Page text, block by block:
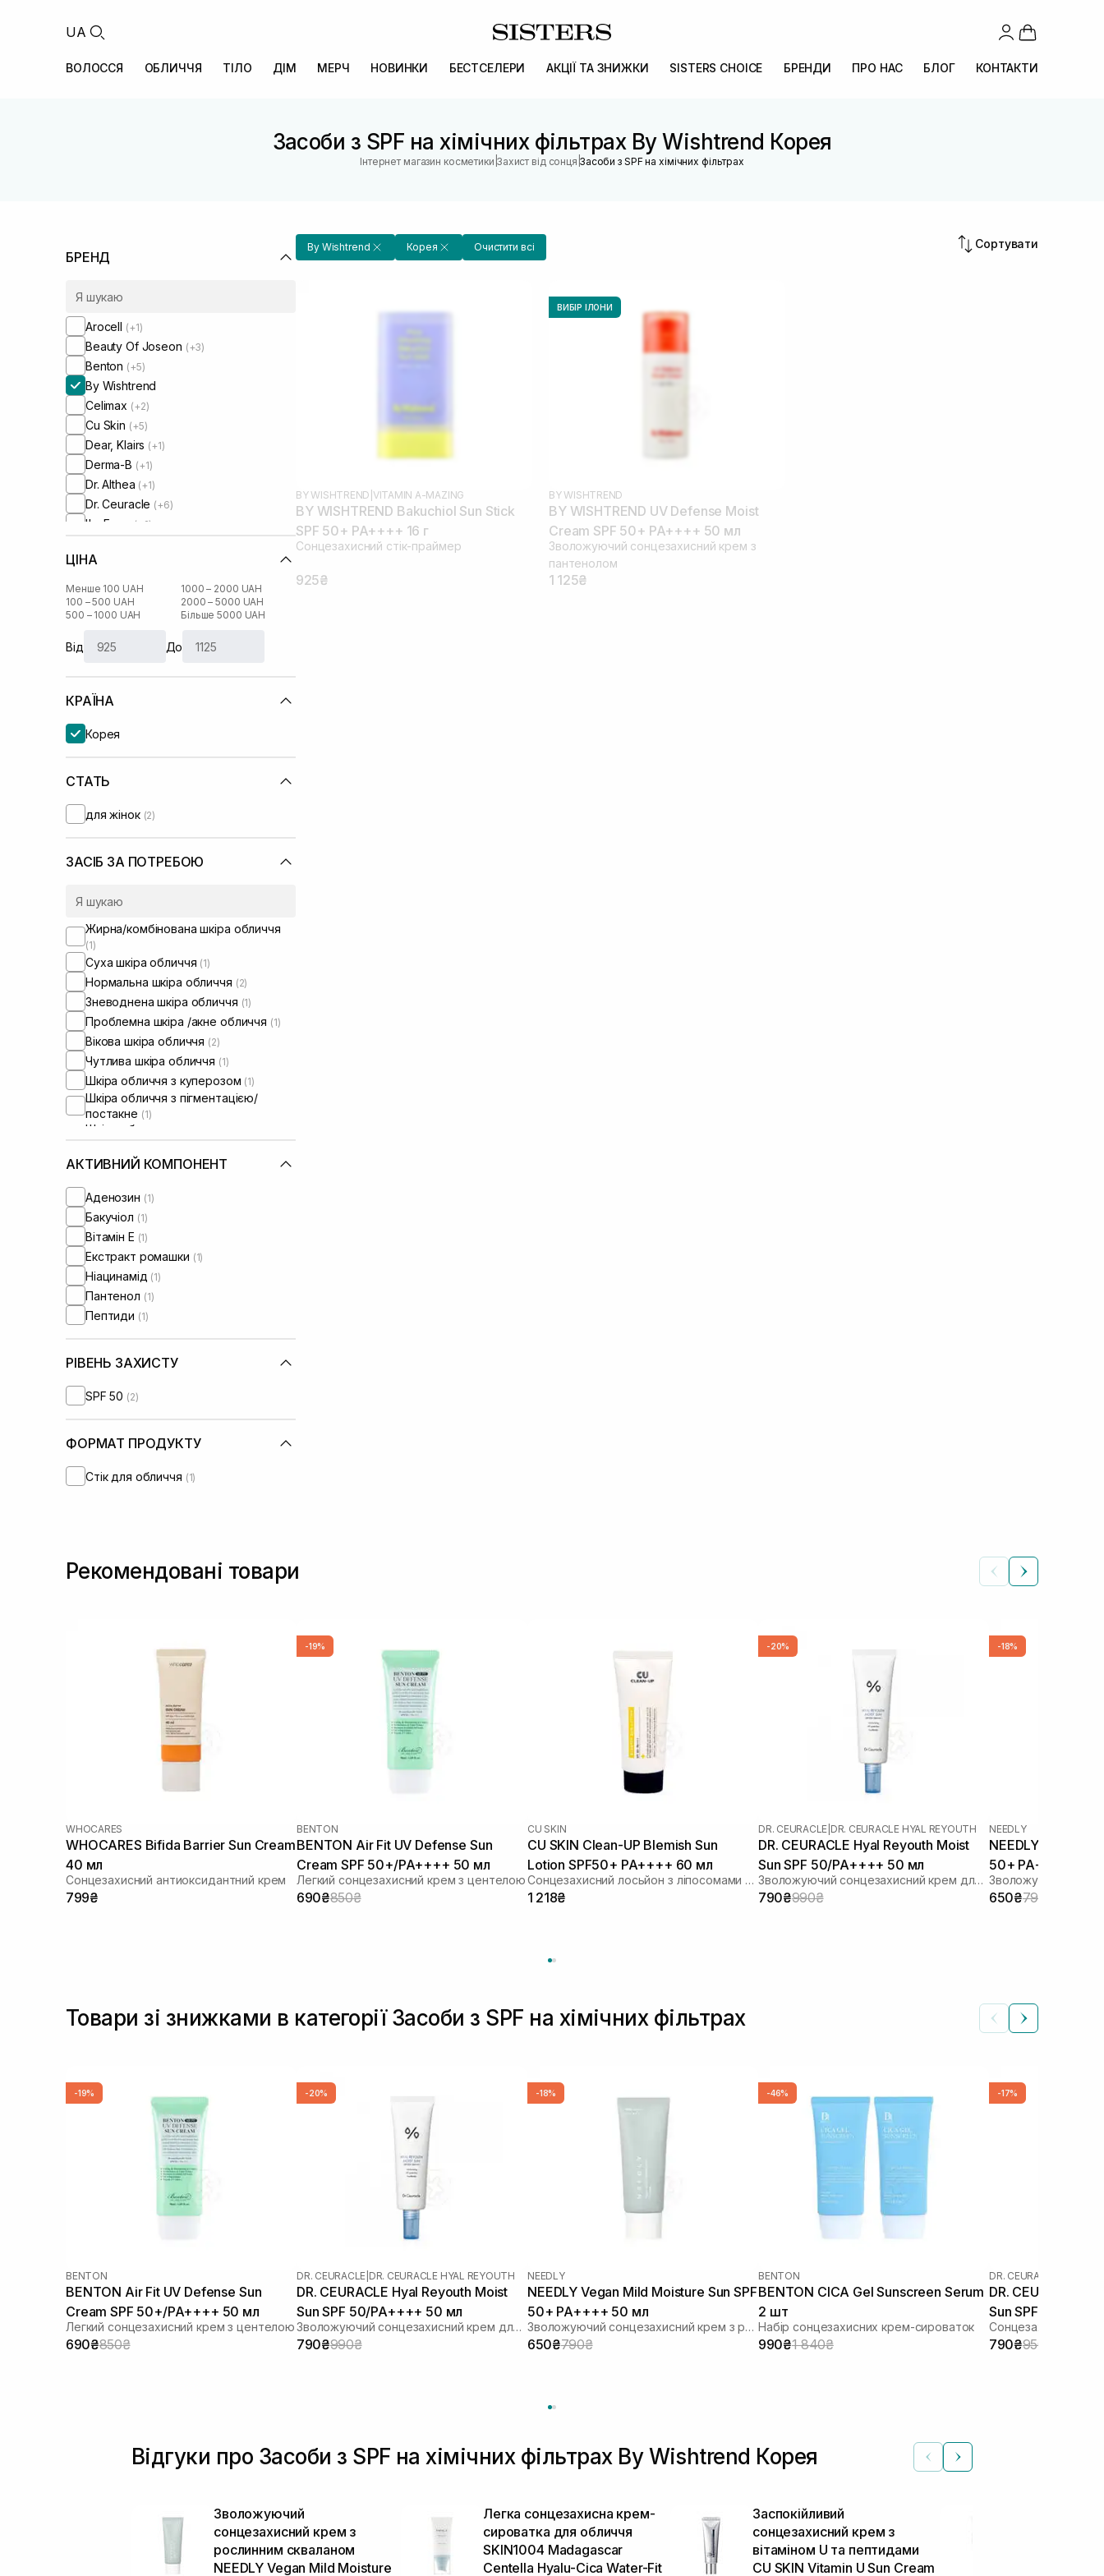
UA
ВОЛОССЯ ОБЛИЧЧЯ ТІЛО ДІМ МЕРЧ НОВИНКИ БЕСТСЕЛЕРИ АКЦІЇ ТА ЗНИЖКИ SISTERS CHOICE БРЕНДИ ПРО НАС БЛОГ КОНТАКТИ
Засоби з SPF на хімічних фільтрах By Wishtrend Корея
Інтернет магазин косметики |Захист від сонця |Засоби з SPF на хімічних фільтрах
БРЕНД
Arocell (+1)
Beauty Of Joseon (+3)
Benton (+5)
By Wishtrend
Celimax (+2)
Cu Skin (+5)
Dear, Klairs (+1)
Derma-B (+1)
Dr. Althea (+1)
Dr. Ceuracle (+6)
I'm From (+2)
Needly
Purito (+2)
Round Lab
Skin1004 (+4)
UIQ(+1)
ЦІНА
Менше 100 UAH
100 – 500 UAH
500 – 1000 UAH
1000 – 2000 UAH
2000 – 5000 UAH
Більше 5000 UAH
Від До
КРАЇНА
Корея
СТАТЬ
для жінок (2)
ЗАСІБ ЗА ПОТРЕБОЮ
Жирна/комбінована шкіра обличчя
(1)
Суха шкіра обличчя (1)
Нормальна шкіра обличчя (2)
Зневоднена шкіра обличчя (1)
Проблемна шкіра /акне обличчя (1)
Вікова шкіра обличчя (2)
Чутлива шкіра обличчя (1)
Шкіра обличчя з куперозом (1)
Шкіра обличчя з пігментацією/
постакне (1)
Шкіра обличчя з порушеним
барʼєром
Шкіра обличчя з порушеним
АКТИВНИЙ КОМПОНЕНТ
Аденозин (1)
Бакучіол (1)
Вітамін Е (1)
Екстракт ромашки (1)
Ніацинамід (1)
Пантенол (1)
Пептиди (1)
РІВЕНЬ ЗАХИСТУ
SPF 50 (2)
ФОРМАТ ПРОДУКТУ
Стік для обличчя (1)
By Wishtrend Корея Очистити всі Сортувати
BY WISHTREND VITAMIN A-MAZING
BY WISHTREND Bakuchiol Sun Stick
SPF 50+ PA++++ 16 г
Сонцезахисний стік-праймер
925₴
ВИБІР ІЛОНИ
BY WISHTREND
BY WISHTREND UV Defense Moist
Cream SPF 50+ PA++++ 50 мл
Зволожуючий сонцезахисний крем з
пантенолом
1 125₴
Рекомендовані товари
WHOCARES
WHOCARES Bifida Barrier Sun Cream
40 мл
Сонцезахисний антиоксидантний крем
799₴
-19%
BENTON
BENTON Air Fit UV Defense Sun
Cream SPF 50+/PA++++ 50 мл
Легкий сонцезахисний крем з центелою
690₴850₴
CU SKIN
CU SKIN Clean-UP Blemish Sun
Lotion SPF50+ PA++++ 60 мл
Сонцезахисний лосьйон з ліпосомами на стабільних фільтрах
1 218₴
-20%
DR. CEURACLE DR. CEURACLE HYAL REYOUTH
DR. CEURACLE Hyal Reyouth Moist
Sun SPF 50/PA++++ 50 мл
Зволожуючий сонцезахисний крем для обличчя з гіалуроновою кислотою
790₴990₴
-18%
NEEDLY
NEEDLY Vegan
50+ PA++++ 50
650₴790₴
Товари зі знижками в категорії Засоби з SPF на хімічних фільтрах
-19%
BENTON
BENTON Air Fit UV Defense Sun
Cream SPF 50+/PA++++ 50 мл
Легкий сонцезахисний крем з центелою
690₴850₴
-20%
DR. CEURACLE DR. CEURACLE HYAL REYOUTH
DR. CEURACLE Hyal Reyouth Moist
Sun SPF 50/PA++++ 50 мл
Зволожуючий сонцезахисний крем для обличчя з гіалуроновою кислотою
790₴990₴
-18%
NEEDLY
NEEDLY Vegan Mild Moisture Sun SPF
50+ PA++++ 50 мл
Зволожуючий сонцезахисний крем з рослинним скваланом
650₴790₴
-46%
BENTON
BENTON CICA Gel Sunscreen Serum
2 шт
Набір сонцезахисних крем-сироваток
990₴1 840₴
-17%
DR. CEURACLE
DR. CEURACLE
Sun SPF 50+
шкіри 50 мл
Сонцезахисний
790₴950₴
Відгуки про Засоби з SPF на хімічних фільтрах By Wishtrend Корея
Зволожуючий
сонцезахисний крем з
рослинним скваланом
NEEDLY Vegan Mild Moisture
Легка сонцезахисна крем-
сироватка для обличчя
SKIN1004 Madagascar
Centella Hyalu-Cica Water-Fit
Заспокійливий
сонцезахисний крем з
вітаміном U та пептидами
CU SKIN Vitamin U Sun Cream